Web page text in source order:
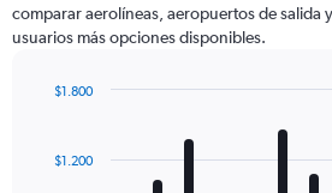
comparar aerolíneas, aeropuertos de salida
usuarios más opciones disponibles.
with
12
$1.200
$1.800